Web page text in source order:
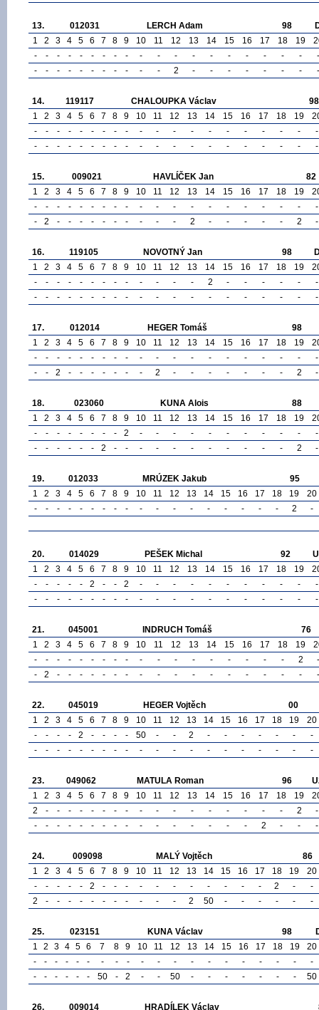
13. 012031 LERCH Adam 98
1
2 3 4 5 6 7 8 9 10 11 12 13 14 15 16 17 18 19
-
- - - - - - - - - - - - - - - - - -
-
-
- - - - - - - - - - 2 - - - - - - - -
14. 119117 CHALOUPKA Václav
98
1
2 3 4 5 6 7 8 9 10 11 12 13 14 15 16 17 18 19
-
- - - - - - - - - - - - - - - - - -
-
-
- - - - - - - - - - - - - - - - - - -
15. 009021 HAVLÍČEK Jan
82
1
2 3 4 5 6 7 8 9 10 11 12 13 14 15 16 17 18 19
-
- - - - - - - - - - - - - - - - - -
-
-
2 - - - - - - - - - - 2 - - - - - 2 -
16. 119105 NOVOTNÝ Jan 98
1
2 3 4 5 6 7 8 9 10 11 12 13 14 15 16 17 18 19
-
- - - - - - - - - - - - 2 - - - - -
-
-
- - - - - - - - - - - - - - - - - - -
17. 012014 HEGER Tomáš
98
1
2 3 4 5 6 7 8 9 10 11 12 13 14 15 16 17 18 19
-
- - - - - - - - - - - - - - - - - -
-
-
- 2 - - - - - - - 2 - - - - - - - 2 -
18. 023060 KUNA Alois
88
1
2 3 4 5 6 7 8 9 10 11 12 13 14 15 16 17 18 19
-
- - - - - - - 2 - - - - - - - - - -
-
-
- - - - - 2 - - - - - - - - - - - 2 -
19. 012033 MRÚZEK Jakub
95
1
2 3 4 5 6 7 8 9 10 11 12 13 14 15 16 17 18 19
20
-
- - - - - - - - - - - - - - - - - 2 -
20. 014029 PEŠEK Michal 92
1
2 3 4 5 6 7 8 9 10 11 12 13 14 15 16 17 18 19
-
- - - - 2 - - 2 - - - - - - - - - -
-
-
- - - - - - - - - - - - - - - - - - -
21. 045001 INDRUCH Tomáš
76
1
2 3 4 5 6 7 8 9 10 11 12 13 14 15 16 17 18 19
-
- - - - - - - - - - - - - - - - - 2
-
-
2 - - - - - - - - - - - - - - - - - -
22. 045019 HEGER Vojtěch
00
1
2 3 4 5 6 7 8 9 10 11 12 13 14 15 16 17 18 19
20
-
- - - 2 - - - - 50 - - 2 - - - - - -
-
-
- - - - - - - - - - - - - - - - - - -
23. 049062 MATULA Roman 96
1
2 3 4 5 6 7 8 9 10 11 12 13 14 15 16 17 18 19
2
- - - - - - - - - - - - - - - - - 2
-
-
- - - - - - - - - - - - - - - 2 - - -
24. 009098 MALÝ Vojtěch
86
1
2 3 4 5 6 7 8 9 10 11 12 13 14 15 16 17 18 19
20
-
- - - - 2 - - - - - - - - - - - 2 -
-
2
- - - - - - - - - - - 2 50 - - - - - -
25. 023151 KUNA Václav 98
1
2 3 4 5 6 7 8 9 10 11 12 13 14 15 16 17 18 19
20
-
- - - - - - - - - - - - - - - - - -
-
-
- - - - - 50 - 2 - - 50 - - - - - - - 50
26. 009014 HRADÍLEK Václav